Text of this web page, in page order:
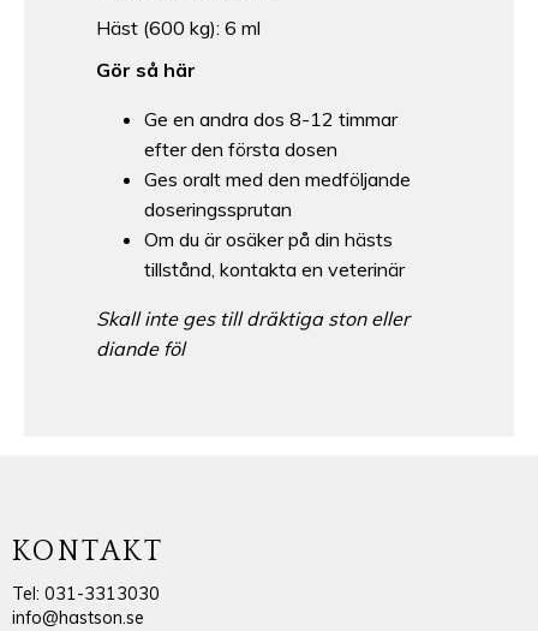
Häst (600 kg): 6 ml
Gör så här
Ge en andra dos 8-12 timmar
efter den första dosen
Ges oralt med den medföljande
doseringssprutan
Om du är osäker på din hästs
tillstånd, kontakta en veterinär
Skall inte ges till dräktiga ston eller
diande föl
KONTAKT
Tel: 031-3313030
info@hastson.se